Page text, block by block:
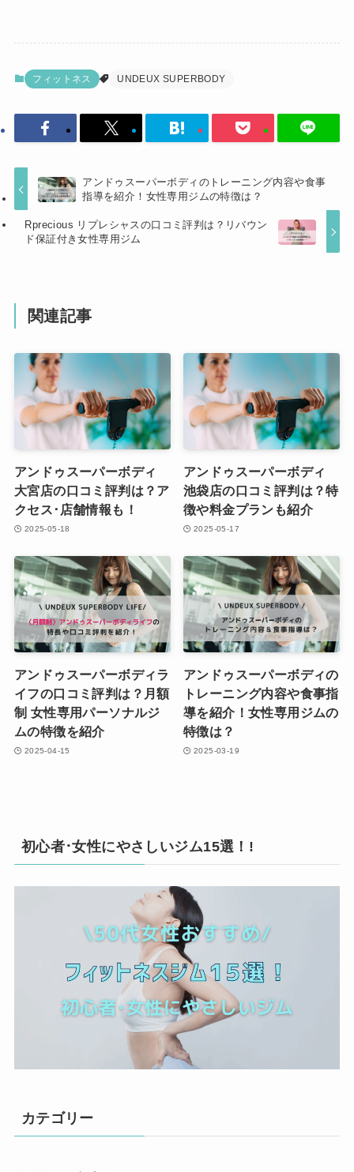
フィットネス UNDEUX SUPERBODY
アンドゥスーパーボディのトレーニング内容や食事
指導を紹介！女性専用ジムの特徴は？
Rprecious リプレシャスの口コミ評判は？リバウン
ド保証付き女性専用ジム
関連記事
アンドゥスーパーボディ
大宮店の口コミ評判は？ア
クセス･店舗情報も！
2025-05-18
アンドゥスーパーボディ
池袋店の口コミ評判は？特
徴や料金プランも紹介
2025-05-17
アンドゥスーパーボディラ
イフの口コミ評判は？月額
制 女性専用パーソナルジ
ムの特徴を紹介
2025-04-15
アンドゥスーパーボディの
トレーニング内容や食事指
導を紹介！女性専用ジムの
特徴は？
2025-03-19
初心者･女性にやさしいジム15選！!
カテゴリー